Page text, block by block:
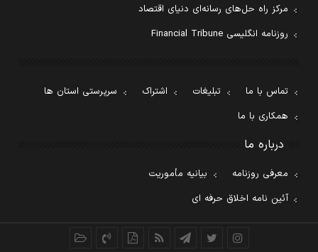
مرکز راه حل‌های رسانه‌ای دنیای اقتصاد
روزنامه انگلیسی Financial Tribune
تماس با ما تبلیغات اشتراک
سرپرستی استان ها
همکاری با ما
درباره ما
معرفی روزنامه
بیانیه مأموریت
آئین نامه اخلاق حرفه ای